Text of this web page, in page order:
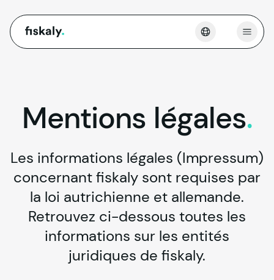
fiskaly.
Mentions légales.
Les informations légales (Impressum)
concernant fiskaly sont requises par
la loi autrichienne et allemande.
Retrouvez ci-dessous toutes les
informations sur les entités
juridiques de fiskaly.